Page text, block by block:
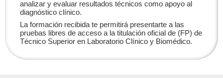
analizar y evaluar resultados técnicos como apoyo al
diagnóstico clínico.
La formación recibida te permitirá presentarte a las
pruebas libres de acceso a la titulación oficial de (FP) de
Técnico Superior en Laboratorio Clínico y Biomédico.